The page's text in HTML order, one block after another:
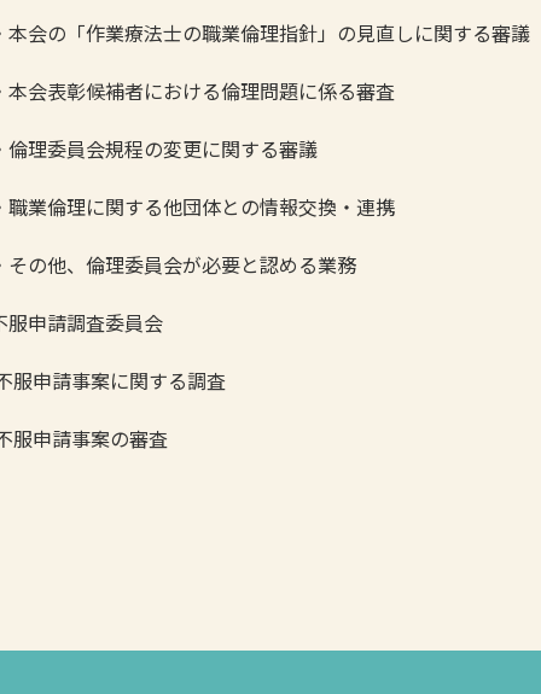
の「作業療法士の職業倫理指針」の見直しに関する審議
会表彰候補者における倫理問題に係る審査
理委員会規程の変更に関する審議
業倫理に関する他団体との情報交換・連携
の他、倫理委員会が必要と認める業務
服申請調査委員会
申請事案に関する調査
申請事案の審査